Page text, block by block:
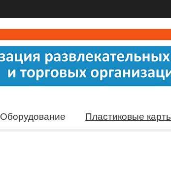
Оборудование Пластиковые